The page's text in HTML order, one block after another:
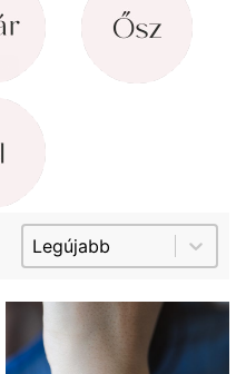
Sorting Product
Sort content